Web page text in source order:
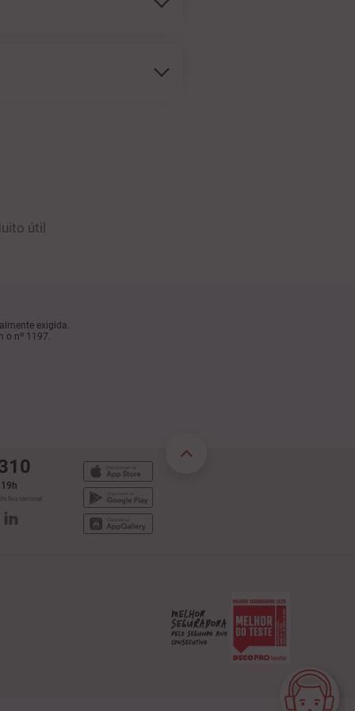
útil
exigida.
o nº 1197.
fixa nacional
Assistente Virtual